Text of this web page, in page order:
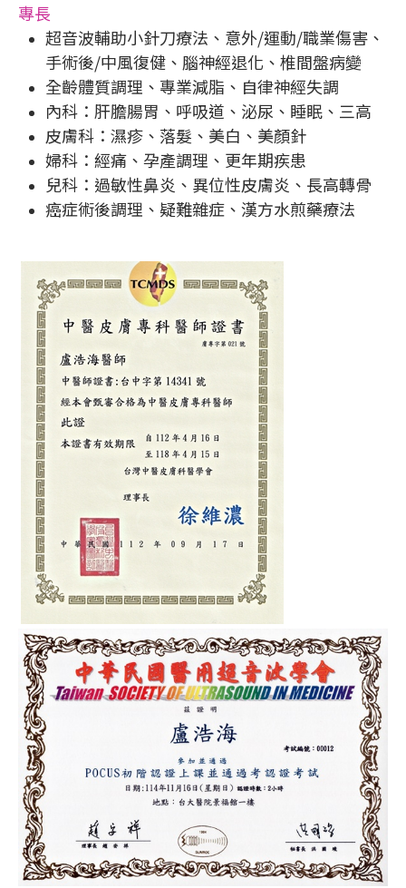
專長
超音波輔助小針刀療法、意外/運動/職業傷害、
手術後/中風復健、腦神經退化、椎間盤病變
全齡體質調理、專業減脂、自律神經失調
內科：肝膽腸胃、呼吸道、泌尿、睡眠、三高
皮膚科：濕疹、落髮、美白、美顏針
婦科：經痛、孕產調理、更年期疾患
兒科：過敏性鼻炎、異位性皮膚炎、長高轉骨
癌症術後調理、疑難雜症、漢方水煎藥療法